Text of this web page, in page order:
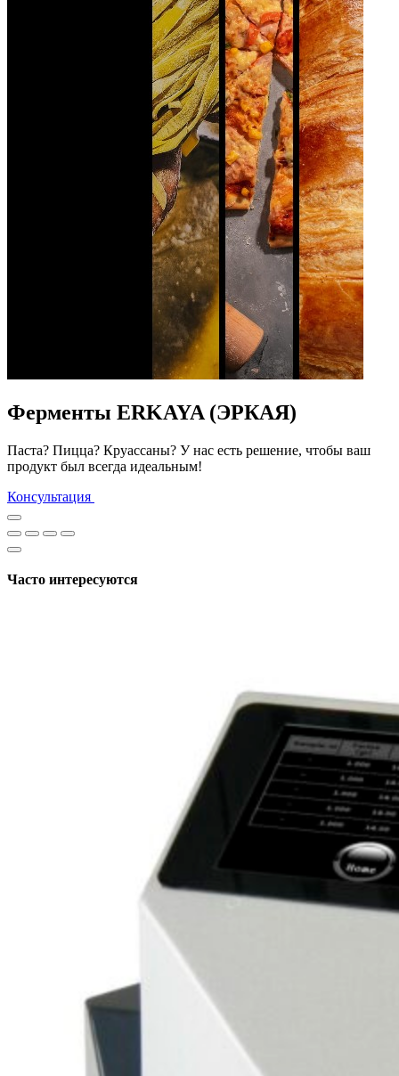
Ферменты ERKAYA (ЭРКАЯ)
Паста? Пицца? Круассаны? У нас есть решение, чтобы ваш
продукт был всегда идеальным!
Консультация
Часто интересуются